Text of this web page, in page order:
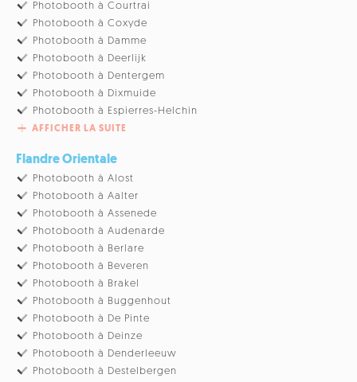
Photobooth à Courtrai
Photobooth à Coxyde
Photobooth à Damme
Photobooth à Deerlijk
Photobooth à Dentergem
Photobooth à Dixmuide
Photobooth à Espierres-Helchin
AFFICHER LA SUITE
Flandre Orientale
Photobooth à Alost
Photobooth à Aalter
Photobooth à Assenede
Photobooth à Audenarde
Photobooth à Berlare
Photobooth à Beveren
Photobooth à Brakel
Photobooth à Buggenhout
Photobooth à De Pinte
Photobooth à Deinze
Photobooth à Denderleeuw
Photobooth à Destelbergen